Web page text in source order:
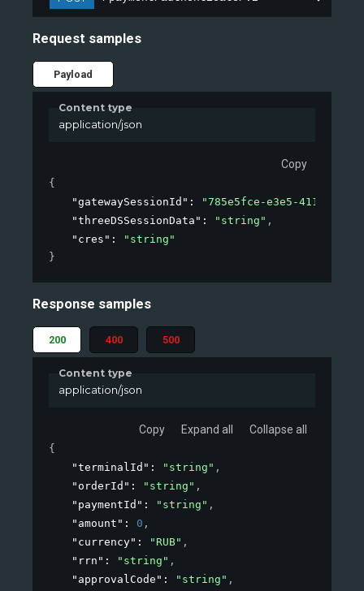
Request samples
Payload
Content type
application/json
Copy
{
"gatewaySessionId" :
"785e5fce-e3e5-411a-
"threeDSSessionData" : "string" ,
"cres" :
"string"
}
Response samples
200 400 500
Content type
application/json
Copy Expand all Collapse all
{
"terminalId" : "string" ,
"orderId" : "string" ,
"paymentId" : "string" ,
"amount" : 0 ,
"currency" : "RUB" ,
"rrn" : "string" ,
"approvalCode" : "string" ,